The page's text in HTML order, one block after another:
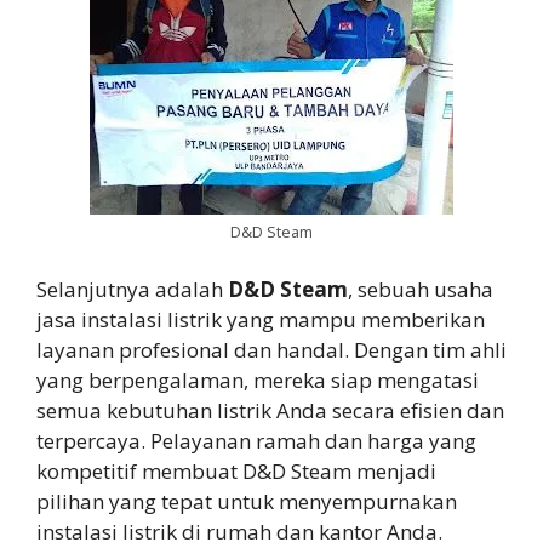
D&D Steam
Selanjutnya adalah D&D Steam, sebuah usaha
jasa instalasi listrik yang mampu memberikan
layanan profesional dan handal. Dengan tim ahli
yang berpengalaman, mereka siap mengatasi
semua kebutuhan listrik Anda secara efisien dan
terpercaya. Pelayanan ramah dan harga yang
kompetitif membuat D&D Steam menjadi
pilihan yang tepat untuk menyempurnakan
instalasi listrik di rumah dan kantor Anda.